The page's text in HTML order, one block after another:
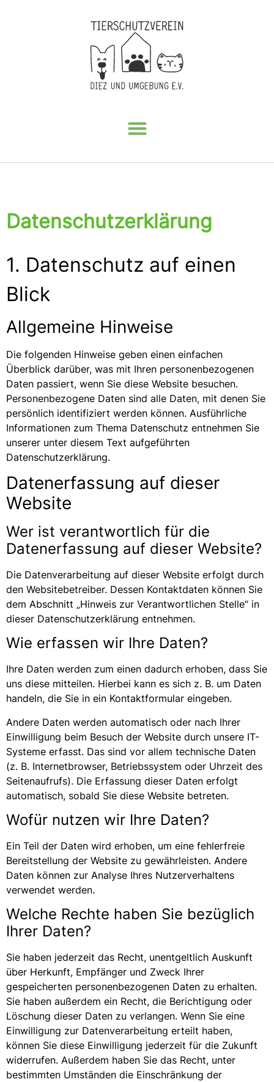
Datenschutzerklärung
1. Datenschutz auf einen
Blick
Allgemeine Hinweise
Die folgenden Hinweise geben einen einfachen
Überblick darüber, was mit Ihren personenbezogenen
Daten passiert, wenn Sie diese Website besuchen.
Personenbezogene Daten sind alle Daten, mit denen Sie
persönlich identifiziert werden können. Ausführliche
Informationen zum Thema Datenschutz entnehmen Sie
unserer unter diesem Text aufgeführten
Datenschutzerklärung.
Datenerfassung auf dieser
Website
Wer ist verantwortlich für die
Datenerfassung auf dieser Website?
Die Datenverarbeitung auf dieser Website erfolgt durch
den Websitebetreiber. Dessen Kontaktdaten können Sie
dem Abschnitt „Hinweis zur Verantwortlichen Stelle“ in
dieser Datenschutzerklärung entnehmen.
Wie erfassen wir Ihre Daten?
Ihre Daten werden zum einen dadurch erhoben, dass Sie
uns diese mitteilen. Hierbei kann es sich z. B. um Daten
handeln, die Sie in ein Kontaktformular eingeben.
Andere Daten werden automatisch oder nach Ihrer
Einwilligung beim Besuch der Website durch unsere IT-
Systeme erfasst. Das sind vor allem technische Daten
(z. B. Internetbrowser, Betriebssystem oder Uhrzeit des
Seitenaufrufs). Die Erfassung dieser Daten erfolgt
automatisch, sobald Sie diese Website betreten.
Wofür nutzen wir Ihre Daten?
Ein Teil der Daten wird erhoben, um eine fehlerfreie
Bereitstellung der Website zu gewährleisten. Andere
Daten können zur Analyse Ihres Nutzerverhaltens
verwendet werden.
Welche Rechte haben Sie bezüglich
Ihrer Daten?
Sie haben jederzeit das Recht, unentgeltlich Auskunft
über Herkunft, Empfänger und Zweck Ihrer
gespeicherten personenbezogenen Daten zu erhalten.
Sie haben außerdem ein Recht, die Berichtigung oder
Löschung dieser Daten zu verlangen. Wenn Sie eine
Einwilligung zur Datenverarbeitung erteilt haben,
können Sie diese Einwilligung jederzeit für die Zukunft
widerrufen. Außerdem haben Sie das Recht, unter
bestimmten Umständen die Einschränkung der